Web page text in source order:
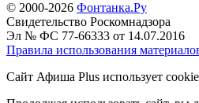
© 2000-2026 Фонтанка.Ру
Свидетельство Роскомнадзора
Эл № ФС 77-66333 от 14.07.2016
Правила использования
Сайт Афиша Plus использует